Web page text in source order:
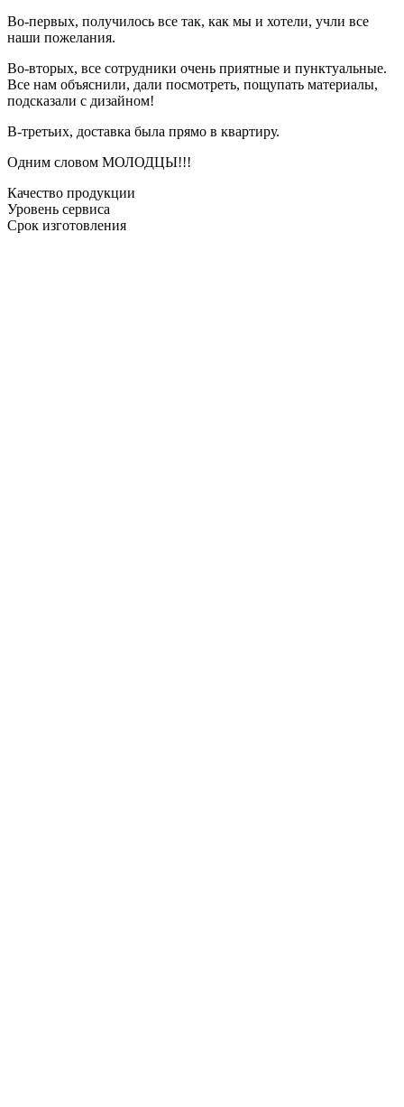
Во-первых, получилось все так, как мы и хотели, учли все
наши пожелания.
Во-вторых, все сотрудники очень приятные и пунктуальные.
Все нам объяснили, дали посмотреть, пощупать материалы,
подсказали с дизайном!
В-третьих, доставка была прямо в квартиру.
Одним словом МОЛОДЦЫ!!!
Качество продукции
Уровень сервиса
Срок изготовления